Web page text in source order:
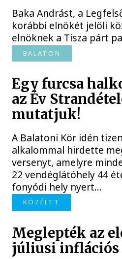
Baka Andrást, a
korábbi elnökét jelöli
elnöknek a Tisza párt
BALATON
Egy furcsa
az Év
mutatjuk!
A Balatoni Kör idén
alkalommal hirdette
versenyt, amelyre
22 vendéglátóhely 44
fonyódi hely nyert...
KÖZÉLET
Meglepték az
júliusi inflációs